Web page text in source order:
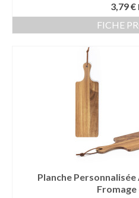
3,79 €
FICHE
Planche
Fromage